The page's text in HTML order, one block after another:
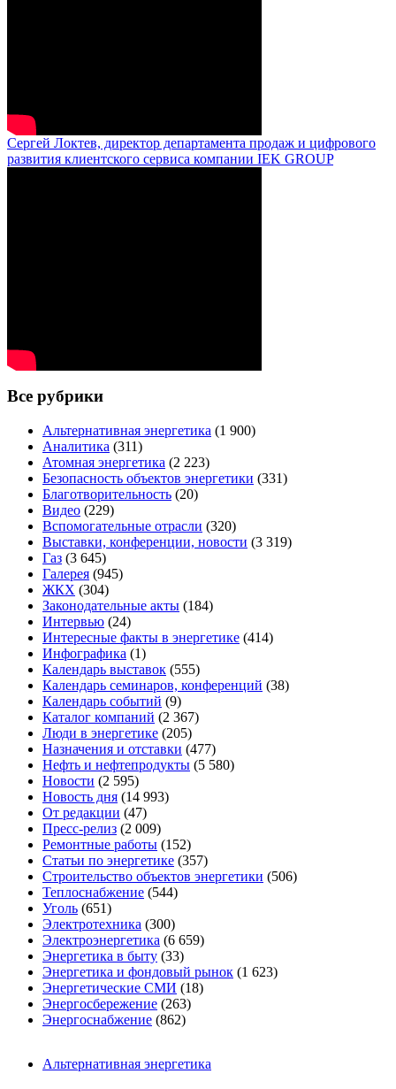
Сергей Локтев, директор департамента продаж и цифрового
развития клиентского сервиса компании IEK GROUP
Все рубрики
Альтернативная энергетика (1 900)
Аналитика (311)
Атомная энергетика (2 223)
Безопасность объектов энергетики (331)
Благотворительность (20)
Видео (229)
Вспомогательные отрасли (320)
Выставки, конференции, новости (3 319)
Газ (3 645)
Галерея (945)
ЖКХ (304)
Законодательные акты (184)
Интервью (24)
Интересные факты в энергетике (414)
Инфографика (1)
Календарь выставок (555)
Календарь семинаров, конференций (38)
Календарь событий (9)
Каталог компаний (2 367)
Люди в энергетике (205)
Назначения и отставки (477)
Нефть и нефтепродукты (5 580)
Новости (2 595)
Новость дня (14 993)
От редакции (47)
Пресс-релиз (2 009)
Ремонтные работы (152)
Статьи по энергетике (357)
Строительство объектов энергетики (506)
Теплоснабжение (544)
Уголь (651)
Электротехника (300)
Электроэнергетика (6 659)
Энергетика в быту (33)
Энергетика и фондовый рынок (1 623)
Энергетические СМИ (18)
Энергосбережение (263)
Энергоснабжение (862)
Альтернативная энергетика